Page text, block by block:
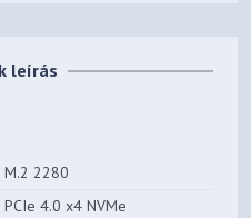
leírás
M.2 2280
PCIe 4.0 x4 NVMe